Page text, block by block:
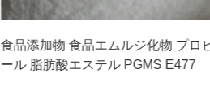
食品添加物 食品エムルジ化物 プロ
ール 脂肪酸エステル PGMS E477